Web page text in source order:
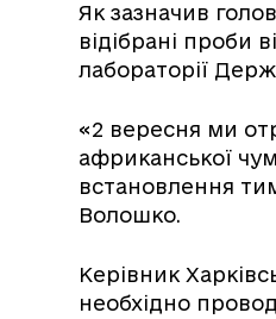
Як зазначив
відібрані проби
лабораторії
«2 вересня ми
африканської
встановлення
Волошко.
Керівник
необхідно